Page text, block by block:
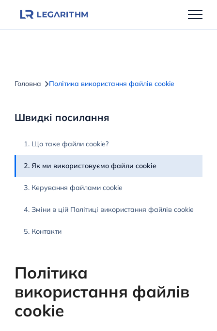
Головна Політика використання файлів cookie
Швидкі посилання
1. Що таке файли cookie?
2. Як ми використовуємо файли cookie
3. Керування файлами cookie
4. Зміни в цій Політиці використання файлів cookie
5. Контакти
Політика
використання файлів
cookie